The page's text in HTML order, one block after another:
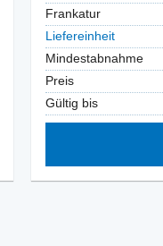
Frankatur
Liefereinheit
Mindestabnahme
Preis
Gültig bis